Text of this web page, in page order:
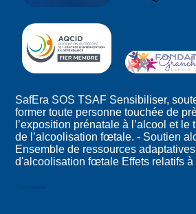
SafEra SOS TSAF Sensibiliser,
former toute personne touchée de
l’exposition prénatale à l’alcool et
de l’alcoolisation fœtale. - Soutien
Ensemble de ressources
d'alcoolisation fœtale Effets relatifs